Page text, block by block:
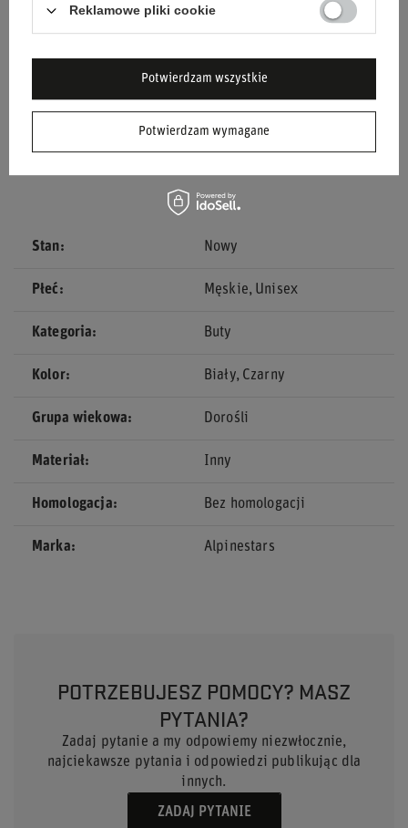
Trwałość:Nowe wzmocnienia na czubku buta.
Doskonałe czucie:Specjalnie zaprojektowana
podeszwa.
Renomowany producent:Produkt marki Alpinestars,
lidera w akcesoriach motorsportowych.
Stan Nowy
Płeć Męskie Unisex
Kategoria Buty
Kolor Biały Czarny
Grupa wiekowa Dorośli
Materiał Inny
Homologacja Bez homologacji
Marka Alpinestars
POTRZEBUJESZ POMOCY? MASZ
PYTANIA?
Zadaj pytanie a my odpowiemy niezwłocznie,
najciekawsze pytania i odpowiedzi publikując dla
innych.
ZADAJ PYTANIE
Reklamowe pliki cookie
Potwierdzam wymagane
Potwierdzam wszystkie